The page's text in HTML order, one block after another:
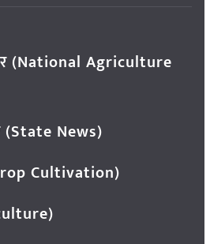
(National Agriculture
(State News)
Cultivation)